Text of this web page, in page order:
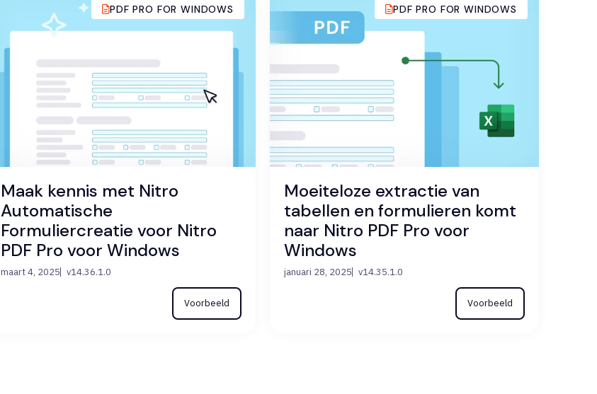
PDF PRO FOR WINDOWS
Maak kennis met Nitro
Automatische
Formuliercreatie voor Nitro
PDF Pro voor Windows
maart 4, 2025 v14.36.1.0
Voorbeeld
PDF PRO FOR WINDOWS
Moeiteloze extractie van
tabellen en formulieren komt
naar Nitro PDF Pro voor
Windows
januari 28, 2025 v14.35.1.0
Voorbeeld